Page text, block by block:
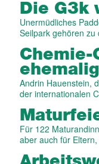
Die G3k
Unermüdliches
Seilpark gehören
Chemie-
Andrin Hauenstein,
der internationalen
Für 122
aber auch für